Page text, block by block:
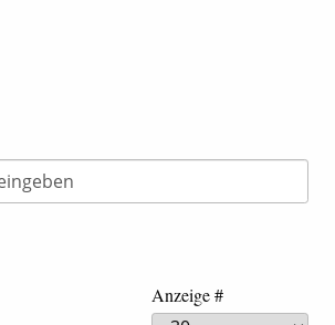
Anzeige #